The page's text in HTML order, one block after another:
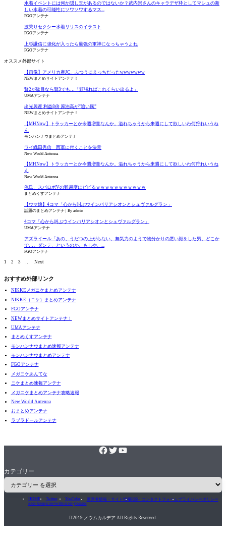
水着イベントには何か隠し玉があるのではないか？武内崇さんのキャラデザ枠としてマシュの新
しい水着の可能性にソワソワするマス...
FGOアンテナ
波乗りセクシー水着リリスのイラスト
FGOアンテナ
上杉謙信に強化が入ったら最強の軍神になっちゃうよね
FGOアンテナ
オススメ外部サイト
【画像】アメリカ産JC、ふつうにえっちだったwwwwwww
NEWまとめサイトアンテナ！
賢2が駄目なら賢3でも…「頑張ればこれくらい出るよ」
UMAアンテナ
出光興産 利益8倍 原油高が“追い風”
NEWまとめサイトアンテナ！
【MHNow】トラッカーとか今週増量なんか。溢れちゃうから来週にして欲しいわ何狩れいうね
ん
モンハンナウまとめアンテナ
ワイ織田秀信 西軍に付くことを決意
New World Antenna
【MHNow】トラッカーとか今週増量なんか。溢れちゃうから来週にして欲しいわ何狩れいうね
ん
New World Antenna
俺氏、スパロボVの難易度にビビるｗｗｗｗｗｗｗｗｗｗｗ
まとめくすアンテナ
【ウマ娘】4コマ「心から叫ぶウインバリアシオンとシュヴァルグラン」
話題のまとめアンテナ By admin
4コマ「心から叫ぶウインバリアシオンとシュヴァルグラン」
UMAアンテナ
アズライール「あの、うだつの上がらない、無気力のようで物分かりの悪い顔をした男、どこか
で…。ダンテ、というのか。もしや、...
FGOアンテナ
1 2 3 … Next
おすすめ外部リンク
NIKKEメガニケまとめアンテナ
NIKKE（ニケ）まとめアンテナ
FGOアンテナ
NEWまとめサイトアンテナ！
UMAアンテナ
まとめくすアンテナ
モンハンナウまとめ速報アンテナ
モンハンナウまとめアンテナ
FGOアンテナ
メガニケあんてな
ニケまとめ速報アンテナ
メガニケまとめアンテナ攻略速報
New World Antenna
おまとめアンテナ
ラブラドールアンテナ
カテゴリー
HOME
icon-home
Twitter
icon-twitter
YouTube
icon-youtube
運営者情報・サイト情報RSS・コンタクトフォームプライバシーポリシー
 2019 ノウムカルデア All Rights Reserved.